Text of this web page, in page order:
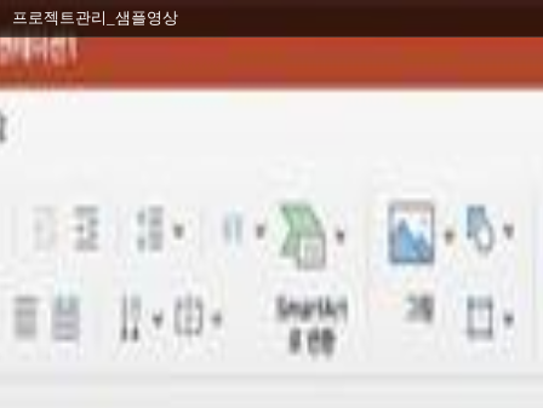
프로젝트관리_샘플영상